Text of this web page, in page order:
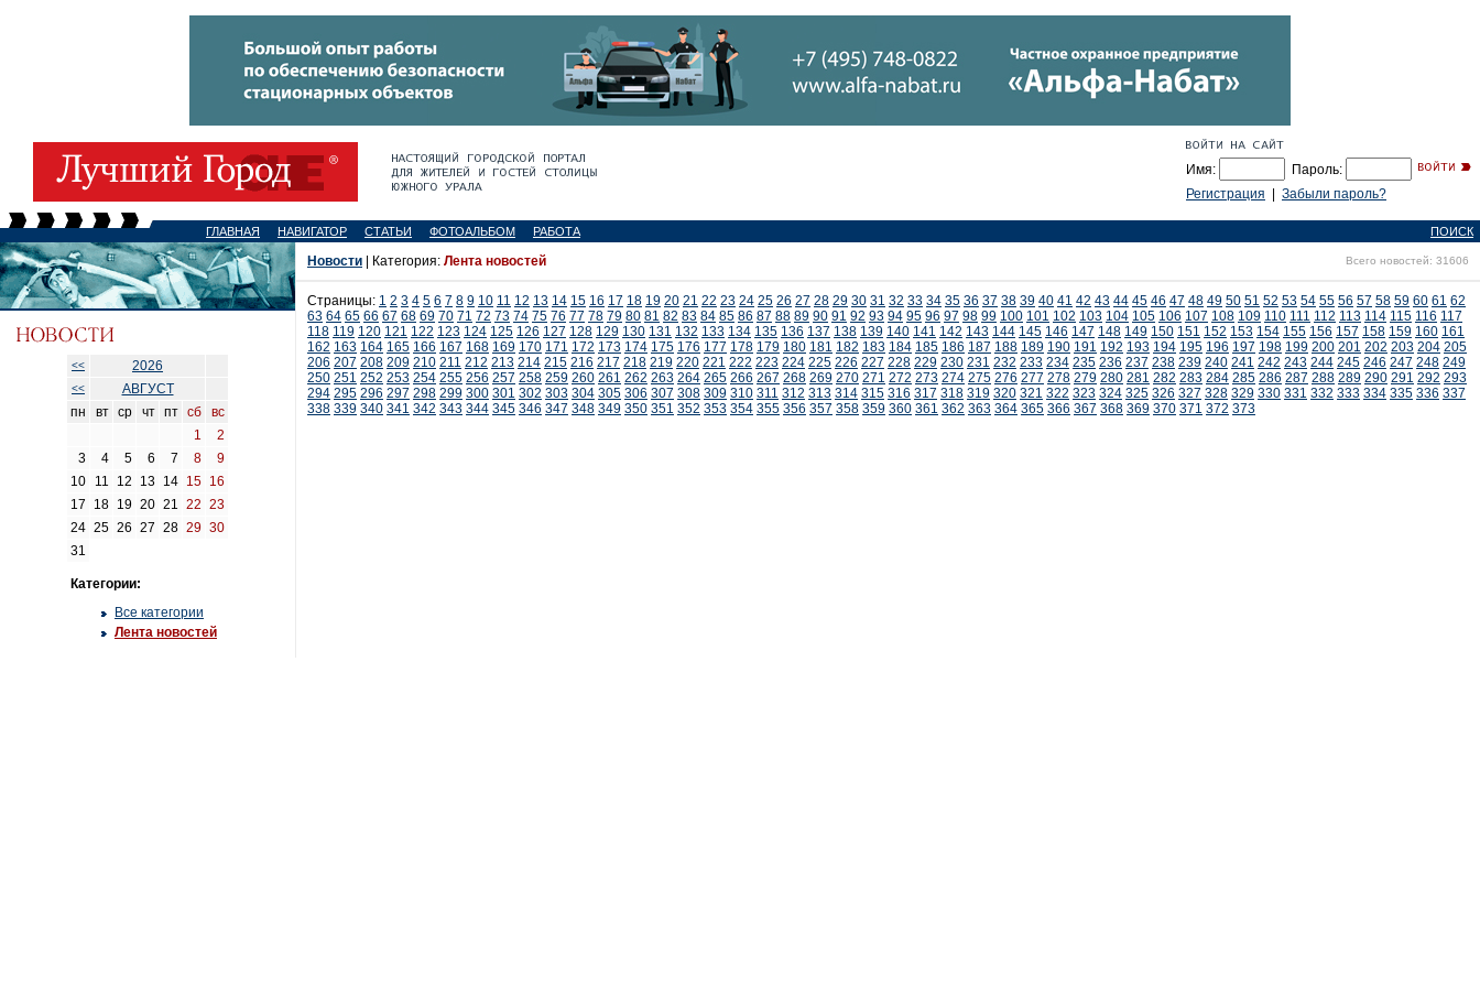
Имя:
Пароль:
Регистрация
Забыли пароль?
ГЛАВНАЯ НАВИГАТОР СТАТЬИ ФОТОАЛЬБОМ РАБОТА ПОИСК
<< 2026
<<
АВГУСТ
пн
вт ср чт пт сб
вс
1
2
3
4 5 6 7 8
9
10
11 12 13 14 15 16
17
18 19 20 21 22 23
24 25 26 27 28 29 30
31
Категории:
Все категории
Лента новостей
Новости | Категория: Лента новостей Всего новостей: 31606
Страницы: 1 2 3 4 5 6 7 8 9 10 11 12 13 14 15 16 17 18 19 20 21 22 23 24 25 26 27 28 29 30 31 32 33 34 35 36 37 38 39 40 41 42 43 44 45 46 47 48 49 50 51 52 53 54 55 56 57 58 59 60 61 62
63 64 65 66 67 68 69 70 71 72 73 74 75 76 77 78 79 80 81 82 83 84 85 86 87 88 89 90 91 92 93 94 95 96 97 98 99 100 101 102 103 104 105 106 107 108 109 110 111 112 113 114 115 116 117
118 119 120 121 122 123 124 125 126 127 128 129 130 131 132 133 134 135 136 137 138 139 140 141 142 143 144 145 146 147 148 149 150 151 152 153 154 155 156 157 158 159 160 161
162 163 164 165 166 167 168 169 170 171 172 173 174 175 176 177 178 179 180 181 182 183 184 185 186 187 188 189 190 191 192 193 194 195 196 197 198 199 200 201 202 203 204 205
206 207 208 209 210 211 212 213 214 215 216 217 218 219 220 221 222 223 224 225 226 227 228 229 230 231 232 233 234 235 236 237 238 239 240 241 242 243 244 245 246 247 248 249
250 251 252 253 254 255 256 257 258 259 260 261 262 263 264 265 266 267 268 269 270 271 272 273 274 275 276 277 278 279 280 281 282 283 284 285 286 287 288 289 290 291 292 293
294 295 296 297 298 299 300 301 302 303 304 305 306 307 308 309 310 311 312 313 314 315 316 317 318 319 320 321 322 323 324 325 326 327 328 329 330 331 332 333 334 335 336 337
338 339 340 341 342 343 344 345 346 347 348 349 350 351 352 353 354 355 356 357 358 359 360 361 362 363 364 365 366 367 368 369 370 371 372 373